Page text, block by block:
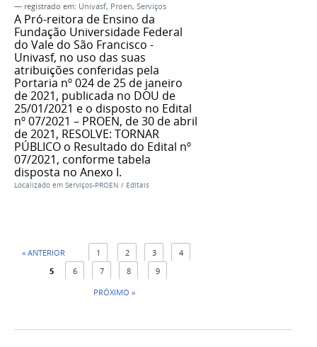
— registrado em: Univasf, Proen, Serviços
A Pró-reitora de Ensino da
Fundação Universidade Federal
do Vale do São Francisco -
Univasf, no uso das suas
atribuições conferidas pela
Portaria nº 024 de 25 de janeiro
de 2021, publicada no DOU de
25/01/2021 e o disposto no Edital
nº 07/2021 – PROEN, de 30 de abril
de 2021, RESOLVE: TORNAR
PÚBLICO o Resultado do Edital nº
07/2021, conforme tabela
disposta no Anexo I.
Localizado em Serviços-PROEN / Editais
« ANTERIOR 1 2 3
4
5
6 7 8
9
PRÓXIMO »